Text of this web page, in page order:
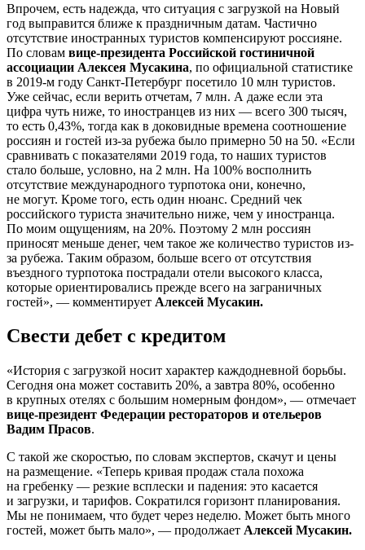
Впрочем, есть надежда, что ситуация с загрузкой на Новый
год выправится ближе к праздничным датам. Частично
отсутствие иностранных туристов компенсируют россияне.
По словам вице-президента Российской гостиничной
ассоциации Алексея Мусакина, по официальной статистике
в 2019-м году Санкт-Петербург посетило 10 млн туристов.
Уже сейчас, если верить отчетам, 7 млн. А даже если эта
цифра чуть ниже, то иностранцев из них — всего 300 тысяч,
то есть 0,43%, тогда как в доковидные времена соотношение
россиян и гостей из-за рубежа было примерно 50 на 50. «Если
сравнивать с показателями 2019 года, то наших туристов
стало больше, условно, на 2 млн. На 100% восполнить
отсутствие международного турпотока они, конечно,
не могут. Кроме того, есть один нюанс. Средний чек
российского туриста значительно ниже, чем у иностранца.
По моим ощущениям, на 20%. Поэтому 2 млн россиян
приносят меньше денег, чем такое же количество туристов из-
за рубежа. Таким образом, больше всего от отсутствия
въездного турпотока пострадали отели высокого класса,
которые ориентировались прежде всего на заграничных
гостей», — комментирует Алексей Мусакин.
Свести дебет с кредитом
«История с загрузкой носит характер каждодневной борьбы.
Сегодня она может составить 20%, а завтра 80%, особенно
в крупных отелях с большим номерным фондом», — отмечает
вице-президент Федерации рестораторов и отельеров
Вадим Прасов.
С такой же скоростью, по словам экспертов, скачут и цены
на размещение. «Теперь кривая продаж стала похожа
на гребенку — резкие всплески и падения: это касается
и загрузки, и тарифов. Сократился горизонт планирования.
Мы не понимаем, что будет через неделю. Может быть много
гостей, может быть мало», — продолжает Алексей Мусакин.